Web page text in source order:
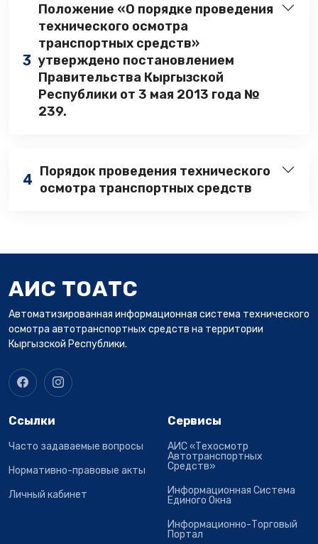
3
Положение «О порядке проведения
технического осмотра
транспортных средств»
утверждено постановлением
Правительства Кыргызской
Республики от 3 мая 2013 года №
239.
4 Порядок проведения технического
осмотра транспортных средств
АИС ТОАТС
Автоматизированная информационная система технического
осмотра автотранспортных средств на территории
Кыргызской Республики.
Ссылки
Часто задаваемые вопросы
Нормативно-правовые акты
Личный кабинет
Сервисы
АИС «Техосмотр
Автотранспортных
Средств»
Информационная Система
Единого Окна
Информационно-Торговый
Портал